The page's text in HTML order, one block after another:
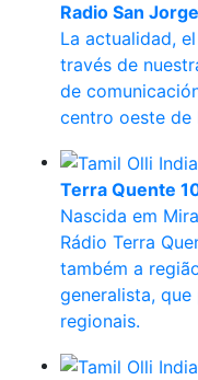
Radio San
La actualidad,
través de
de
centro oeste de
Terra Quente
Nascida em
Rádio Terra
também a
generalista,
regionais.